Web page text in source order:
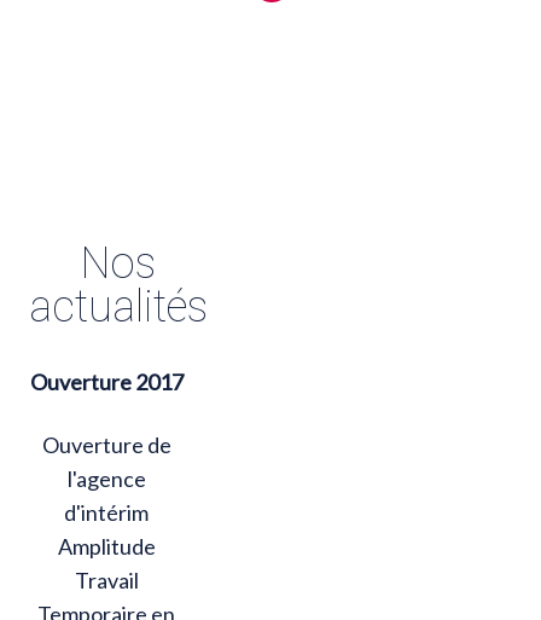
Nos
actualités
Ouverture 2017
Ouverture de
l'agence
d'intérim
Amplitude
Travail
Temporaire en